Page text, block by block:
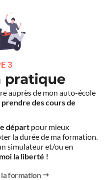
3
pratique
auprès de mon auto-école
prendre des cours de
départ pour mieux
la durée de ma formation.
simulateur et/ou en
la liberté !
la formation